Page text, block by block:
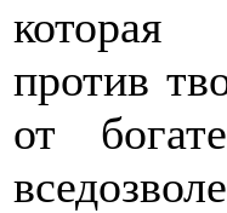
которая
против
от